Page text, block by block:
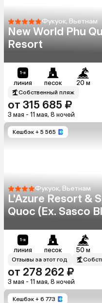
Фукуок, Вьетнам
New World Phu
Resort
линия песок 20 м
Собственный пляж
от 315 685 ₽
3 мая - 11 мая, 8 ночей
Кешбэк + 5 565
Фукуок, Вьетнам
L'Azure Resort &
Quoc (Ex. Sasco
линия песок 50 м
Отзывы за этот год
от 278 262 ₽
3 мая - 11 мая, 8 ночей
Кешбэк + 6 773